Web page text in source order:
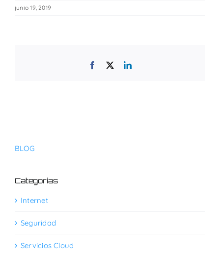
junio 19, 2019
Facebook LinkedIn
BLOG
Categorías
Internet
Seguridad
Servicios Cloud